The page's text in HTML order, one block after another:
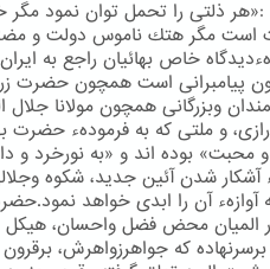
:«هر ذلتی را تحمل توان نمود
است مگر هتك ناموس دولت و مضرّت
خاص بهائیان راجع به
پیامبرانی است همچون حضرت
وبزرگانی همچون مولانا
و ملتی كه به فرمودهء حضرت
بوده اند و «به نورخرد و
آشكار شدن آئین جدید، شكوه
آن را ابدی خواهد
المیان محض فضل واحسان، هیكل
كه جواهرزواهرش،